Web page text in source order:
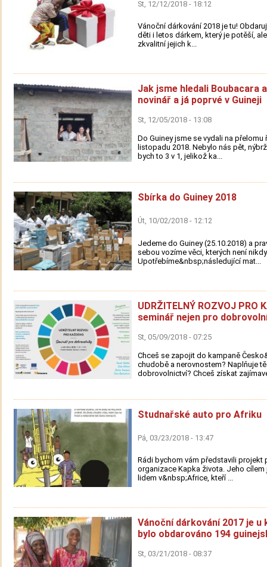
St, 12/12/2018 - 18:12
Vánoční dárkování 2018 je tu!
děti i letos dárkem, který je potěší,
zkvalitní jejich k...
Jak jsme hledali Boubacara
novinář a já poprvé v Guineji
St, 12/05/2018 - 13:08
Do Guiney jsme se vydali na přelomu
listopadu 2018. Nebylo nás pět,
bych to 3 v 1, jelikož ka...
Sbírka do Guiney 2018
Út, 10/02/2018 - 12:12
Jedeme do Guiney (25.10.2018) a
sebou vozíme věci, kterých není
Upotřebíme&nbsp;následující mat...
UDRŽITELNÝ ROZVOJ PRO
seminář nejen pro
St, 05/09/2018 - 07:25
Chceš se zapojit do kampaně
chudobě a nerovnostem? Naplňuje tě
dobrovolnictví? Chceš získat
Studnařské auto pro Afriku
Pá, 03/23/2018 - 13:47
Rádi bychom vám představili projekt
organizace Kapka života. Jeho
lidem v&nbsp;Africe, kteří ...
Vánoční dárkování 2017 je u
bylo obdarováno 194
St, 03/21/2018 - 08:37